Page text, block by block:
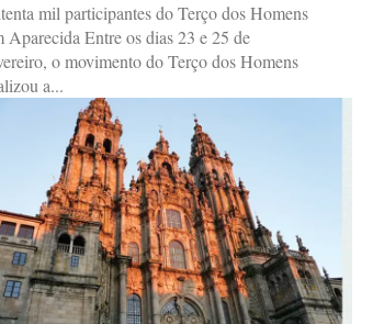
mil participantes do Terço dos Homens
Aparecida Entre os dias 23 e 25 de
o movimento do Terço dos Homens
a...